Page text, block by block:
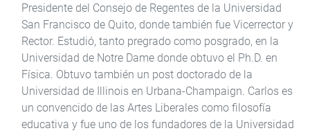
Presidente del Consejo de Regentes de la Universidad
San Francisco de Quito, donde también fue Vicerrector y
Rector. Estudió, tanto pregrado como posgrado, en la
Universidad de Notre Dame donde obtuvo el Ph.D. en
Física. Obtuvo también un post doctorado de la
Universidad de Illinois en Urbana-Champaign. Carlos es
un convencido de las Artes Liberales como filosofía
educativa y fue uno de los fundadores de la Universidad